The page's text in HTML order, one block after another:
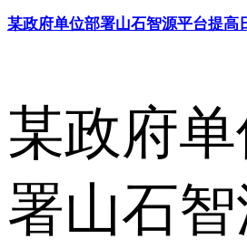
某政府单位部署山石智源平台提高
某政府
署山石